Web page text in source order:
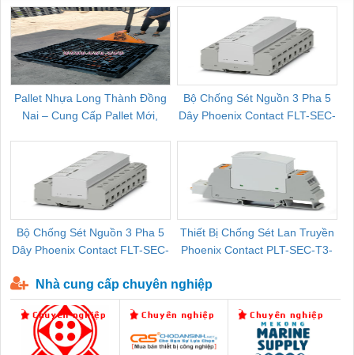
Pallet Nhựa Long Thành Đồng
Nai – Cung Cấp Pallet Mới,
Bộ Chống Sét Nguồn 3 Pha 5
Dây Phoenix Contact FLT-SEC-
Bộ Chống Sét Nguồn 3 Pha 5
Dây Phoenix Contact FLT-SEC-
Thiết Bị Chống Sét Lan Truyền
Phoenix Contact PLT-SEC-T3-
Nhà cung cấp chuyên nghiệp